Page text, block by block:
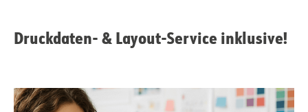
Druckdaten- & Layout-Service inklusive!